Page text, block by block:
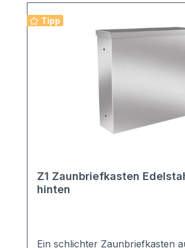
Tipp
Z1 Zaunbriefkasten
hinten
Ein schlichter Zaunbriefkasten